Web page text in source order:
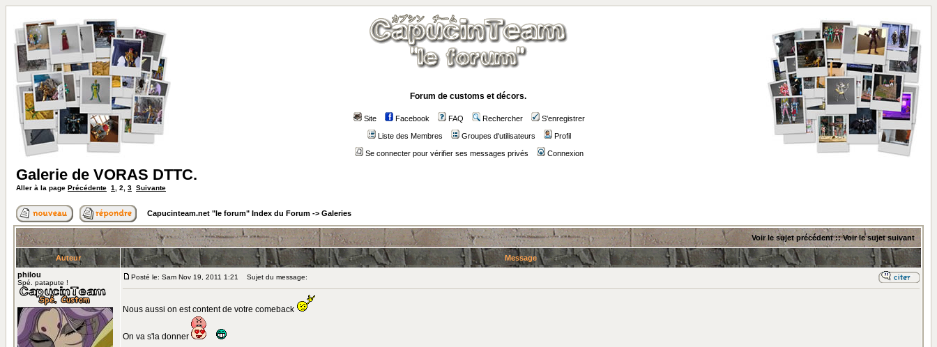
Forum de customs et décors.
Site Facebook FAQ Rechercher S'enregistrer
Liste des Membres Groupes d'utilisateurs Profil
Se connecter pour vérifier ses messages privés Connexion
Galerie de VORAS DTTC.
Aller à la page Précédente 1 2 3 Suivante
Capucinteam.net "le forum" Index du Forum -> Galeries
Voir le sujet précédent::Voir le sujet suivant
Auteur
Message
philou
Spé. patapute !
Posté le: Sam Nov 19, 2011 1:21 Sujet du message:
Nous aussi on est content de votre comeback
On va s'la donner